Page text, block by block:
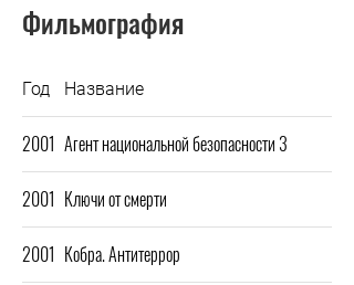
Фильмография
Год Название
2001 Агент национальной безопасности 3
2001 Ключи от смерти
2001 Кобра. Антитеррор